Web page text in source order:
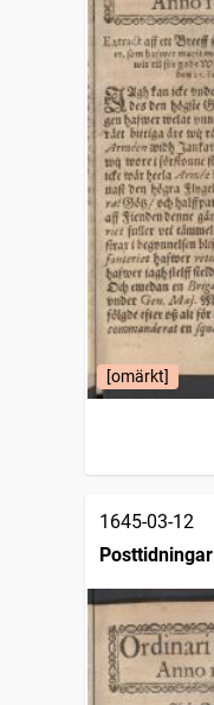
[omärkt]
1645-03-12
Posttidningar